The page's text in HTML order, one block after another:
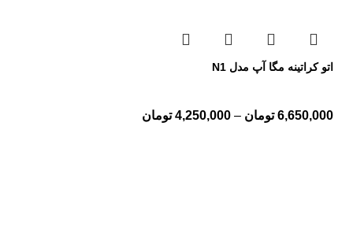
اتو کراتینه مگا آپ مدل N1
6,650,000 تومان –
4,250,000 تومان